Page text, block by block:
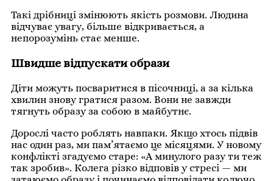
Такі дрібниці змінюють якість розмови. Людина
відчуває увагу, більше відкривається, а
непорозумінь стає менше.
Швидше відпускати образи
Діти можуть посваритися в пісочниці, а за кілька
хвилин знову гратися разом. Вони не завжди
тягнуть образу за собою в майбутнє.
Дорослі часто роблять навпаки. Якщо хтось підвів
нас один раз, ми пам’ятаємо це місяцями. У новому
конфлікті згадуємо старе: «А минулого разу ти теж
так зробив». Колега різко відповів у стресі — ми